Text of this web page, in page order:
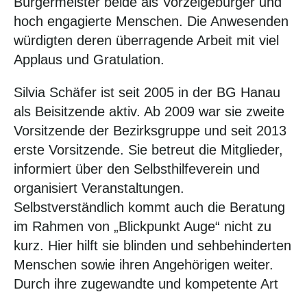
hoch engagierte Menschen. Die Anwesenden
würdigten deren überragende Arbeit mit viel
Applaus und Gratulation.
Silvia Schäfer ist seit 2005 in der BG Hanau
als Beisitzende aktiv. Ab 2009 war sie zweite
Vorsitzende der Bezirksgruppe und seit 2013
erste Vorsitzende. Sie betreut die Mitglieder,
informiert über den Selbsthilfeverein und
organisiert Veranstaltungen.
Selbstverständlich kommt auch die Beratung
im Rahmen von „Blickpunkt Auge“ nicht zu
kurz. Hier hilft sie blinden und sehbehinderten
Menschen sowie ihren Angehörigen weiter.
Durch ihre zugewandte und kompetente Art